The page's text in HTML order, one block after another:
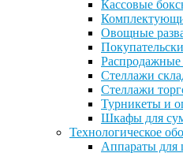
Кассовые
Овощные
Стеллажи
Стеллажи
Турникеты и
Шкафы для
Технологическое
Аппараты для